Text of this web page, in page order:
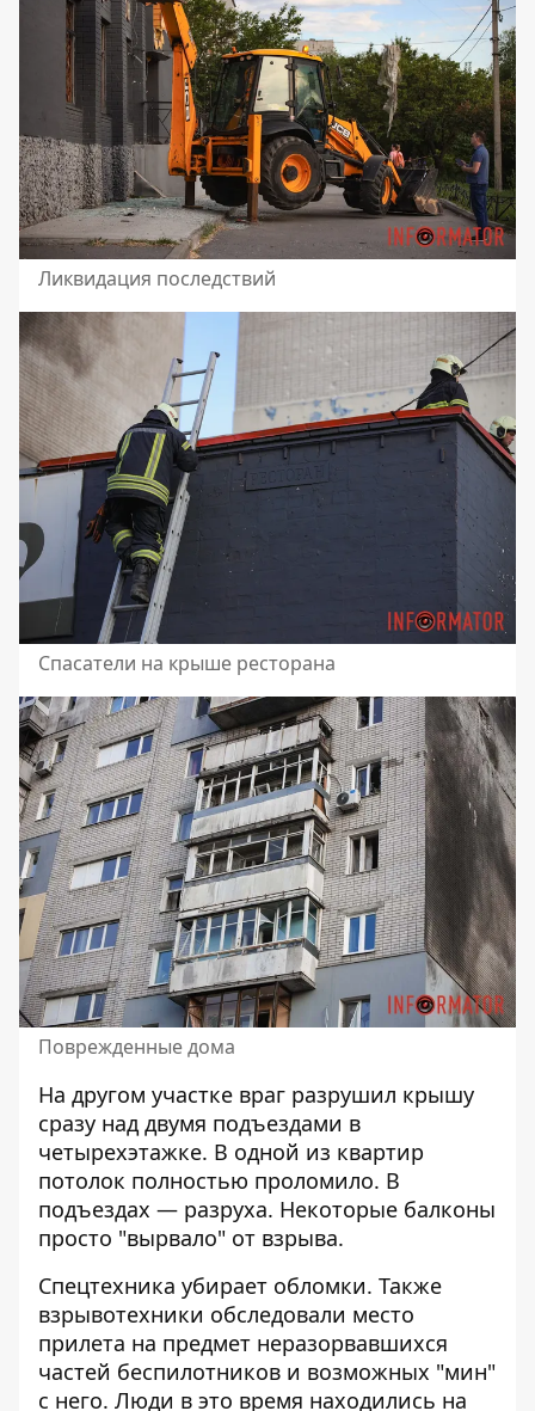
Ликвидация последствий
Спасатели на крыше ресторана
Поврежденные дома
На другом участке враг разрушил крышу
сразу над двумя подъездами в
четырехэтажке. В одной из квартир
потолок полностью проломило. В
подъездах — разруха. Некоторые балконы
просто "вырвало" от взрыва.
Спецтехника убирает обломки. Также
взрывотехники обследовали место
прилета на предмет неразорвавшихся
частей беспилотников и возможных "мин"
с него. Люди в это время находились на